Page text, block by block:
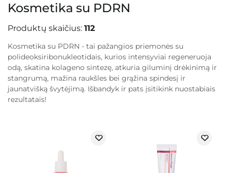
Kosmetika su PDRN
Produktų skaičius: 112
Kosmetika su PDRN - tai pažangios priemonės su
polideoksiribonukleotidais, kurios intensyviai regeneruoja
odą, skatina kolageno sintezę, atkuria giluminį drėkinimą ir
stangrumą, mažina raukšles bei grąžina spindesį ir
jaunatvišką švytėjimą. Išbandyk ir pats įsitikink nuostabiais
rezultatais!